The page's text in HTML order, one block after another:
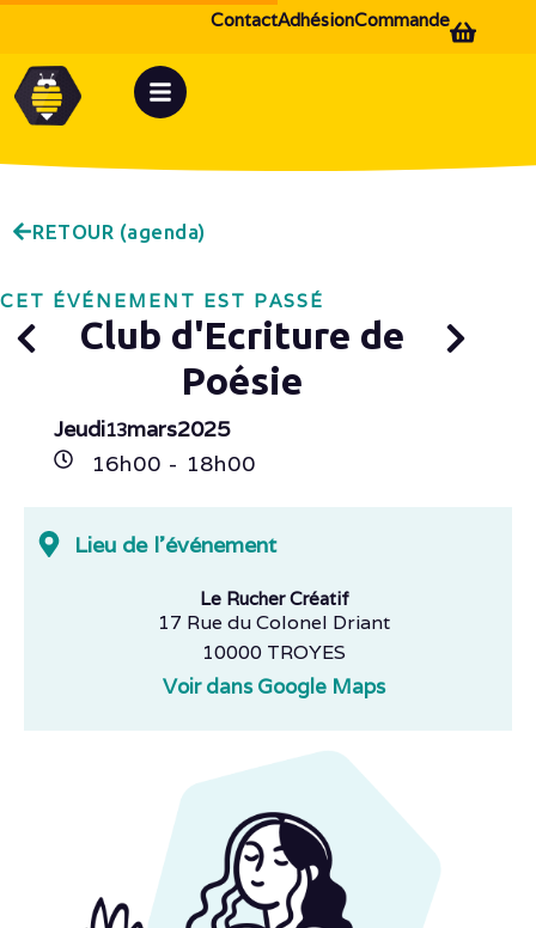
Commande
Adhésion
Contact
RETOUR (agenda)
CET ÉVÉNEMENT EST PASSÉ
Club d'Ecriture de
Poésie
Jeudi13mars2025
16h00 - 18h00
Lieu de l'événement
Le Rucher Créatif
17 Rue du Colonel Driant
10000 TROYES
Voir dans Google Maps